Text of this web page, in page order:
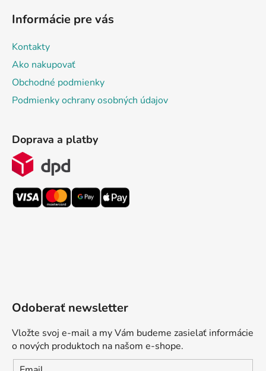
Informácie pre vás
Kontakty
Ako nakupovať
Obchodné podmienky
Podmienky ochrany osobných údajov
Doprava a platby
Odoberať newsletter
Vložte svoj e-mail a my Vám budeme zasielať informácie
o nových produktoch na našom e-shope.